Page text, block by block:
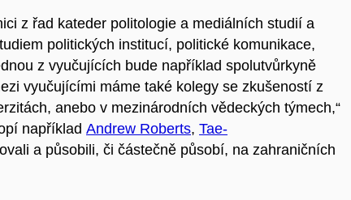
z řad kateder politologie a mediálních studií a
politických institucí, politické komunikace,
z vyučujících bude například spolutvůrkyně
vyučujícími máme také kolegy se zkušeností z
, anebo v mezinárodních vědeckých týmech,“
například Andrew Roberts, Tae-
a působili, či částečně působí, na zahraničních